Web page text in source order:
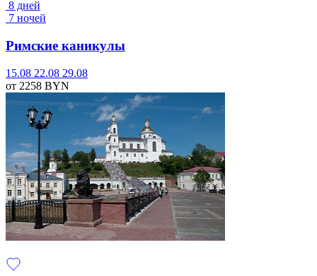
8 дней
7 ночей
Римские каникулы
15.08 22.08 29.08
от 2258 BYN